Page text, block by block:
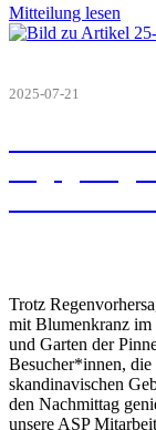
Mitteilung lesen
2025-07-21
Trotz
mit Blumenkranz im
und Garten der
Besucher*innen,
skandinavischen
den Nachmittag
unsere ASP